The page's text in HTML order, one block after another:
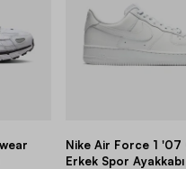
Nike Air Force 1 '07
Erkek Spor Ayakkabı